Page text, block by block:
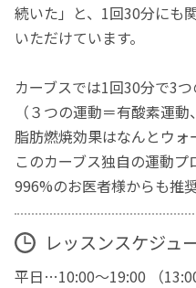
続いた」と、1回30分にも
いただけています。
カーブスでは1回30分で3
（３つの運動＝有酸素運
脂肪燃焼効果はなんとウォ
このカーブス独自の運動
996%のお医者様からも推
レッスンスケジュ
平日…10:00～19:00 （